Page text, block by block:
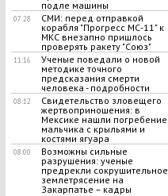
подле машины
07:28
​СМИ: перед отправкой
корабля "Прогресс МС-11" к
МКС внезапно пришлось
проверять ракету "Союз"
11:16
Ученые поведали о новой
методике точного
предсказания смерти
человека - подробности
08:12
Свидетельство зловещего
жертвоприношения: в
Мексике нашли погребение
мальчика с крыльями и
костями ягуара
08:00
Возможны сильные
разрушения: ученые
предрекли сокрушительное
землетрясение на
Закарпатье – кадры